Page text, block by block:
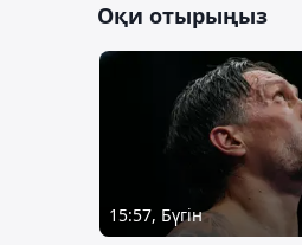
Оқи отырыңыз
15:57, Бүгін